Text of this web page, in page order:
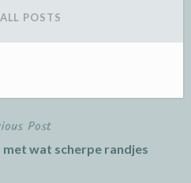
POSTS
Post
met wat scherpe randjes